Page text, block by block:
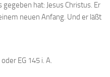
hat: Jesus Christus. Er
neuen Anfang. Und er läßt
EG 145 i. A.